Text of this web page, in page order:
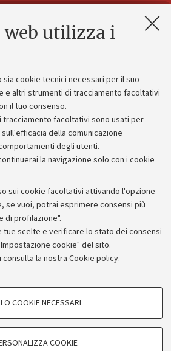
web utilizza i
cookie tecnici necessari per il suo
e altri strumenti di tracciamento facoltativi
il tuo consenso.
facoltativi sono usati per
della comunicazione
degli utenti.
la navigazione solo con i cookie
sui cookie facoltativi attivando l'opzione
se vuoi, potrai esprimere consensi più
di profilazione".
scelte e verificare lo stato dei consensi
cookie" del sito.
consulta la nostra Cookie policy.
- FACOLTATIVI
COOKIE NECESSARI
COOKIE
Contatti e PEC
community
Piano strategico
Bilanci
e 5x1000
gare e concorsi
Albo online
trasparente
Atti di notifica
sul sito e accessibilità
di accessibilità
e note legali
Cookie